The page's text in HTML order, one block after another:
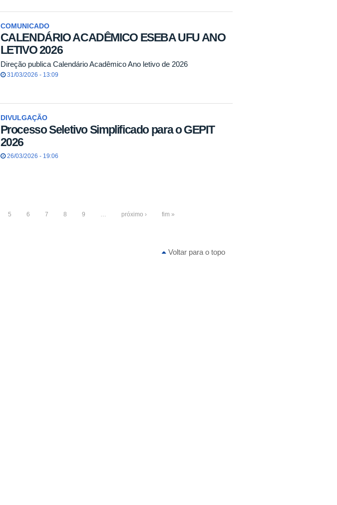
COMUNICADO
CALENDÁRIO ACADÊMICO ESEBA UFU ANO
LETIVO 2026
Direção publica Calendário Acadêmico Ano letivo de 2026
31/03/2026 - 13:09
DIVULGAÇÃO
Processo Seletivo Simplificado para o GEPIT
2026
26/03/2026 - 19:06
5 6 7 8 9 próximo › fim »
Voltar para o topo